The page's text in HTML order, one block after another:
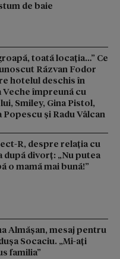
de baie
toată locația…” Ce
Răzvan Fodor
hotelul deschis în
Veche împreună cu
Smiley, Gina Pistol,
Popescu și Radu Vâlcan
R, despre relația cu
după divorț: „Nu putea
o mamă mai bună!”
Almășan, mesaj pentru
Socaciu. „Mi-ați
familia”